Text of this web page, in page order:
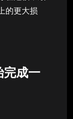
的更大损
完成一